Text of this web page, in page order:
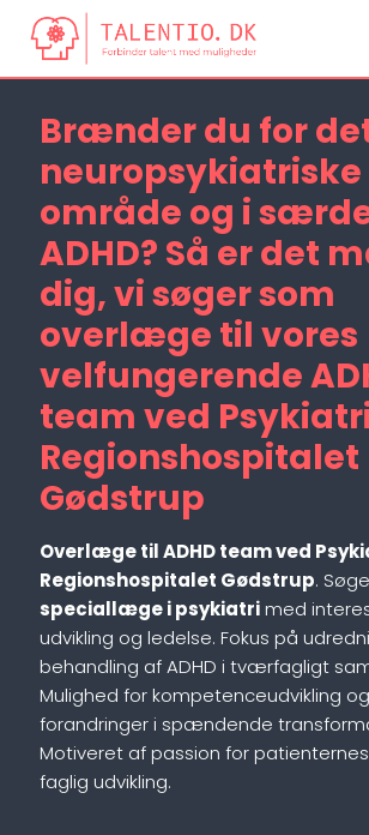
Brænder du for
neuropsykiatriske
område og i
ADHD? Så er det
dig, vi søger som
overlæge til vores
velfungerende
team ved
Regionshospitalet
Gødstrup
Overlæge til ADHD team ved
Regionshospitalet Gødstrup.
speciallæge i psykiatrimed
udvikling og ledelse. Fokus på
behandling af ADHD i tværfagligt
Mulighed for kompetenceudvikling
forandringer i spændende
Motiveret af passion for
faglig udvikling.